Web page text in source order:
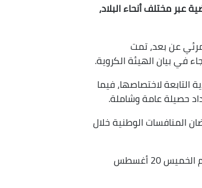
عبر مختلف أنحاء البلاد،
عن بعد، تمت
لاختصاصها، فيما
حصيلة عامة وشاملة.
المنافسات الوطنية خلال
ومن المقرر أن تنطلق بطولة الرابطة الأولى موبيليس لموسم 2026-2027 رسميا يوم الخميس 20 أغسطس